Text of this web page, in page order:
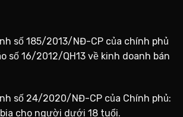
số 185/2013/NĐ-CP của chính phủ
số 16/2012/QH13 về kinh doanh bán
số 24/2020/NĐ-CP của Chính phủ:
cho người dưới 18 tuổi.